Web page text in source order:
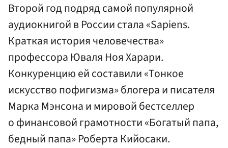
Второй год подряд самой популярной
аудиокнигой в России стала «Sapiens.
Краткая история человечества»
профессора Юваля Ноя Харари.
Конкуренцию ей составили «Тонкое
искусство пофигизма» блогера и писателя
Марка Мэнсона и мировой бестселлер
о финансовой грамотности «Богатый папа,
бедный папа» Роберта Кийосаки.